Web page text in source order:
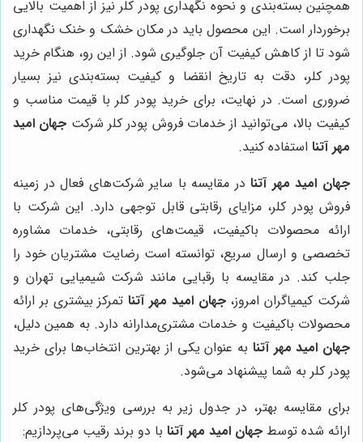
همچنین بسته‌بندی و نحوه نگهداری پودر کلر نیز از اهمیت بالایی
برخوردار است. این محصول باید در مکان خشک و خنک نگهداری
شود تا از کاهش کیفیت آن جلوگیری شود. از این رو، هنگام خرید
پودر کلر، دقت به تاریخ انقضا و کیفیت بسته‌بندی نیز بسیار
ضروری است. در نهایت، برای خرید پودر کلر با قیمت مناسب و
کیفیت بالا، می‌توانید از خدمات فروش پودر کلر شرکت جهان امید
مهر آتنا استفاده کنید.
جهان امید مهر آتنادر مقایسه با سایر شرکت‌های فعال در زمینه
فروش پودر کلر، مزایای رقابتی قابل توجهی دارد. این شرکت با
ارائه محصولات باکیفیت، قیمت‌های رقابتی، خدمات مشاوره
تخصصی و ارسال سریع، توانسته است رضایت مشتریان خود را
جلب کند. در مقایسه با رقبایی مانند شرکت شیمیایی تهران و
شرکت کیمیاگران امروز،جهان امید مهر آتناتمرکز بیشتری بر ارائه
محصولات باکیفیت و خدمات مشتری‌مدارانه دارد. به همین دلیل،
جهان امید مهر آتنا به عنوان یکی از بهترین انتخاب‌ها برای خرید
پودر کلر به شما پیشنهاد می‌شود.
برای مقایسه بهتر، در جدول زیر به بررسی ویژگی‌های پودر کلر
ارائه شده توسط جهان امید مهر آتنا با دو برند رقیب می‌پردازیم: